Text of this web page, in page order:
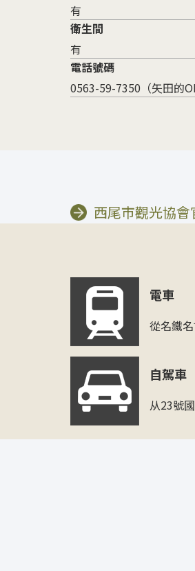
有
衛生間
有
電話號碼
0563-59-7350（矢田的
西尾市觀光協會
電車
從名鐵
自駕車
从23號